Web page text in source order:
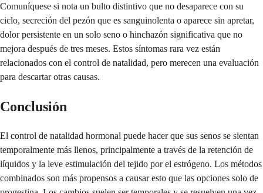
Comuníquese si nota un bulto distintivo que no desaparece con su
ciclo, secreción del pezón que es sanguinolenta o aparece sin apretar,
dolor persistente en un solo seno o hinchazón significativa que no
mejora después de tres meses. Estos síntomas rara vez están
relacionados con el control de natalidad, pero merecen una evaluación
para descartar otras causas.
Conclusión
El control de natalidad hormonal puede hacer que sus senos se sientan
temporalmente más llenos, principalmente a través de la retención de
líquidos y la leve estimulación del tejido por el estrógeno. Los métodos
combinados son más propensos a causar esto que las opciones solo de